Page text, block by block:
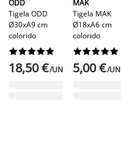
ODD
Tigela ODD
Ø30xA9 cm
colorido






18,50 €/UN
MAK
Tigela MAK
Ø18xA6 cm
colorido






5,00 €/UN